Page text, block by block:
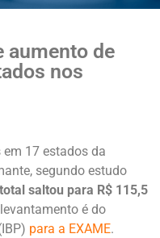
aumento de
nos
17 estados da
segundo estudo
saltou para R$ 115,5
é do
para a EXAME.